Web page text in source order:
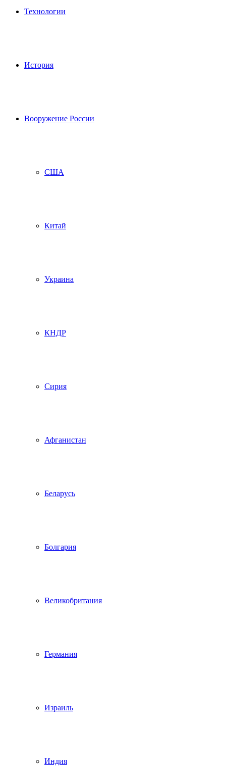
Технологии
История
Вооружение России
США
Китай
Украина
КНДР
Сирия
Афганистан
Беларусь
Болгария
Великобритания
Германия
Израиль
Индия